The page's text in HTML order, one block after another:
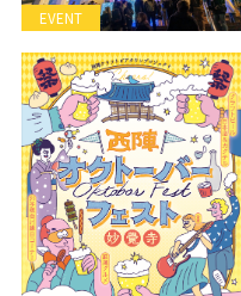
EVENT